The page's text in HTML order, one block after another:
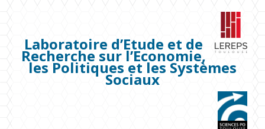
Laboratoire d’Etude et de
Recherche sur l’Economie,
les Politiques et les Systèmes
Sociaux